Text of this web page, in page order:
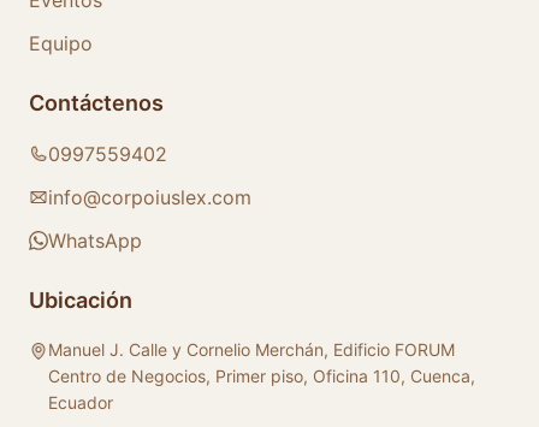
Equipo
Contáctenos
0997559402
info@corpoiuslex.com
WhatsApp
Ubicación
Manuel J. Calle y Cornelio Merchán, Edificio FORUM
Centro de Negocios, Primer piso, Oficina 110, Cuenca,
Ecuador